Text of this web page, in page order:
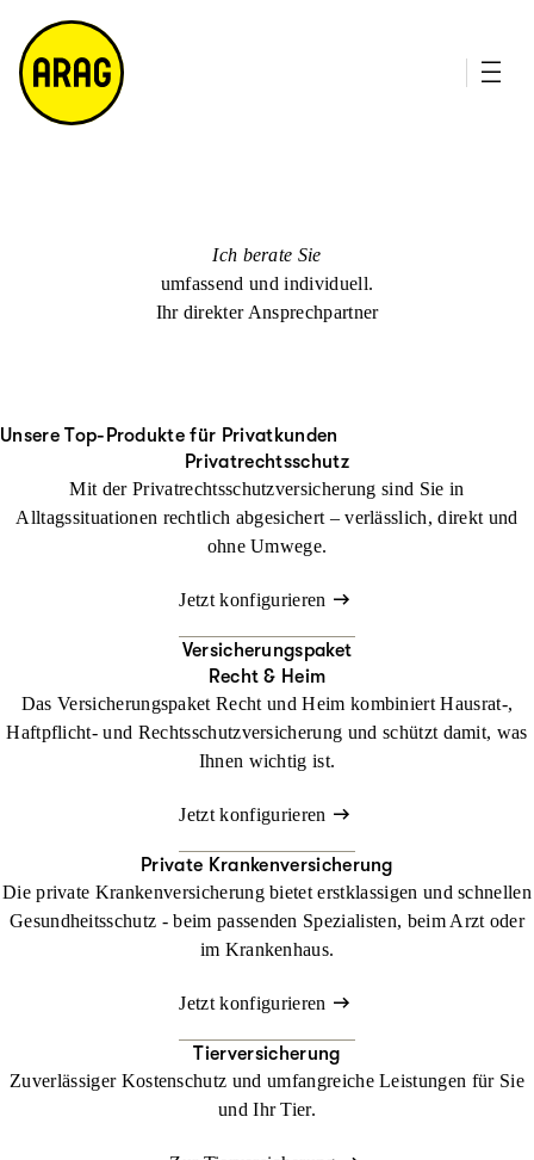
m
a
p
Ich berate Sie
umfassend und individuell.
Ihr direkter Ansprechpartner
Unsere Top-Produkte für Privatkunden
Privatrechtsschutz
Mit der Privatrechtsschutzversicherung sind Sie in
Alltagssituationen rechtlich abgesichert – verlässlich, direkt und
ohne Umwege.
Jetzt konfigurieren
Versicherungspaket
Recht & Heim
Das Versicherungspaket Recht und Heim kombiniert Hausrat-,
Haftpflicht- und Rechtsschutzversicherung und schützt damit, was
Ihnen wichtig ist.
Jetzt konfigurieren
Private Krankenversicherung
Die private Krankenversicherung bietet erstklassigen und schnellen
Gesundheitsschutz - beim passenden Spezialisten, beim Arzt oder
im Krankenhaus.
Jetzt konfigurieren
Tierversicherung
Zuverlässiger Kostenschutz und umfangreiche Leistungen für Sie
und Ihr Tier.